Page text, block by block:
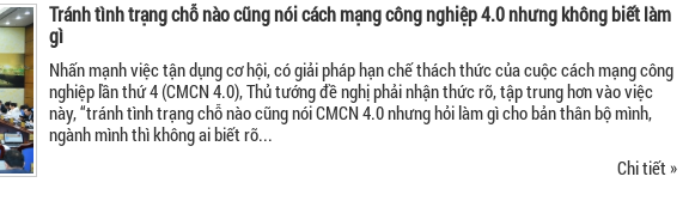
Tránh tình trạng chỗ nào cũng nói cách mạng công nghiệp 4.0 nhưng không biết làm
gì
Nhấn mạnh việc tận dụng cơ hội, có giải pháp hạn chế thách thức của cuộc cách mạng công
nghiệp lần thứ 4 (CMCN 4.0), Thủ tướng đề nghị phải nhận thức rõ, tập trung hơn vào việc
này, “tránh tình trạng chỗ nào cũng nói CMCN 4.0 nhưng hỏi làm gì cho bản thân bộ mình,
ngành mình thì không ai biết rõ...
Chi tiết »